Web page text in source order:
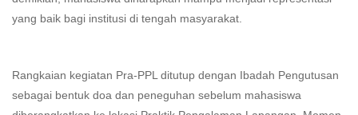
yang baik bagi institusi di tengah masyarakat.
Rangkaian kegiatan Pra-PPL ditutup dengan Ibadah Pengutusan
sebagai bentuk doa dan peneguhan sebelum mahasiswa